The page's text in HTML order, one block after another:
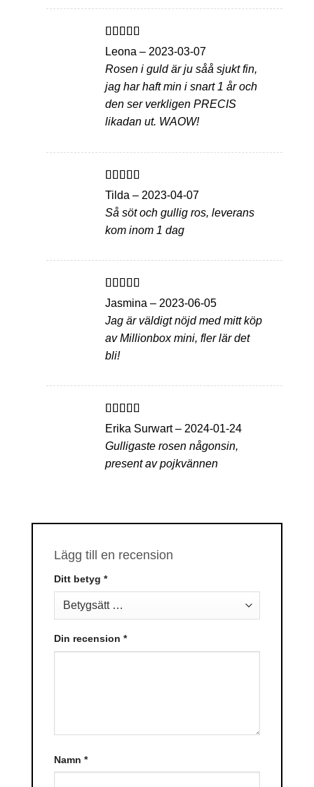
Betygsatt 5
av 5
Leona – 2023-03-07
Rosen i guld är ju såå sjukt fin,
jag har haft min i snart 1 år och
den ser verkligen PRECIS
likadan ut. WAOW!
Betygsatt5
av 5
Tilda – 2023-04-07
Så söt och gullig ros, leverans
kom inom 1 dag
Betygsatt
av 5
Jasmina – 2023-06-05
Jag är väldigt nöjd med mitt köp
av Millionbox mini, fler lär det
bli!
Betygsatt5
av 5
Erika Surwart– 2024-01-24
Gulligaste rosen någonsin,
present av pojkvännen
Lägg till en recension
Ditt betyg *
Din recension *
Namn *